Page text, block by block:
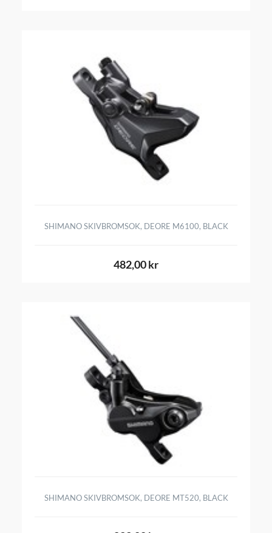
SHIMANO SKIVBROMSOK, DEORE M6100, BLACK
482,00 kr
SHIMANO SKIVBROMSOK, DEORE MT520, BLACK